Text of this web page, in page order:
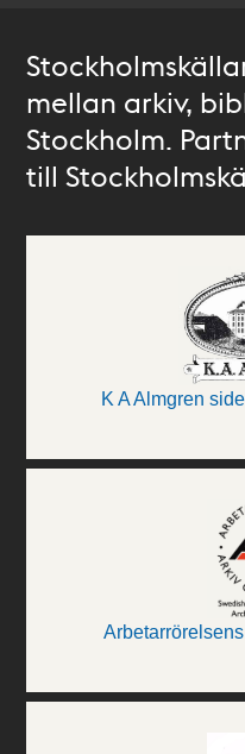
mellan arkiv,
Stockholm.
till
K A Almgren